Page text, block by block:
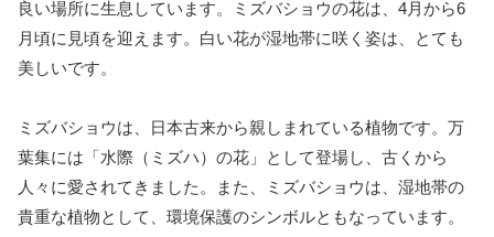
良い場所に生息しています。ミズバショウの花は、4月から6
月頃に見頃を迎えます。白い花が湿地帯に咲く姿は、とても
美しいです。
ミズバショウは、日本古来から親しまれている植物です。万
葉集には「水際（ミズハ）の花」として登場し、古くから
人々に愛されてきました。また、ミズバショウは、湿地帯の
貴重な植物として、環境保護のシンボルともなっています。